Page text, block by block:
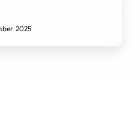
2025